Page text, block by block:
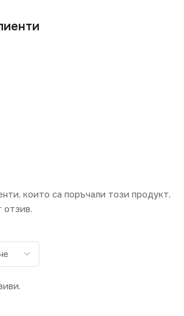
които са поръчали този продукт,
отзив.